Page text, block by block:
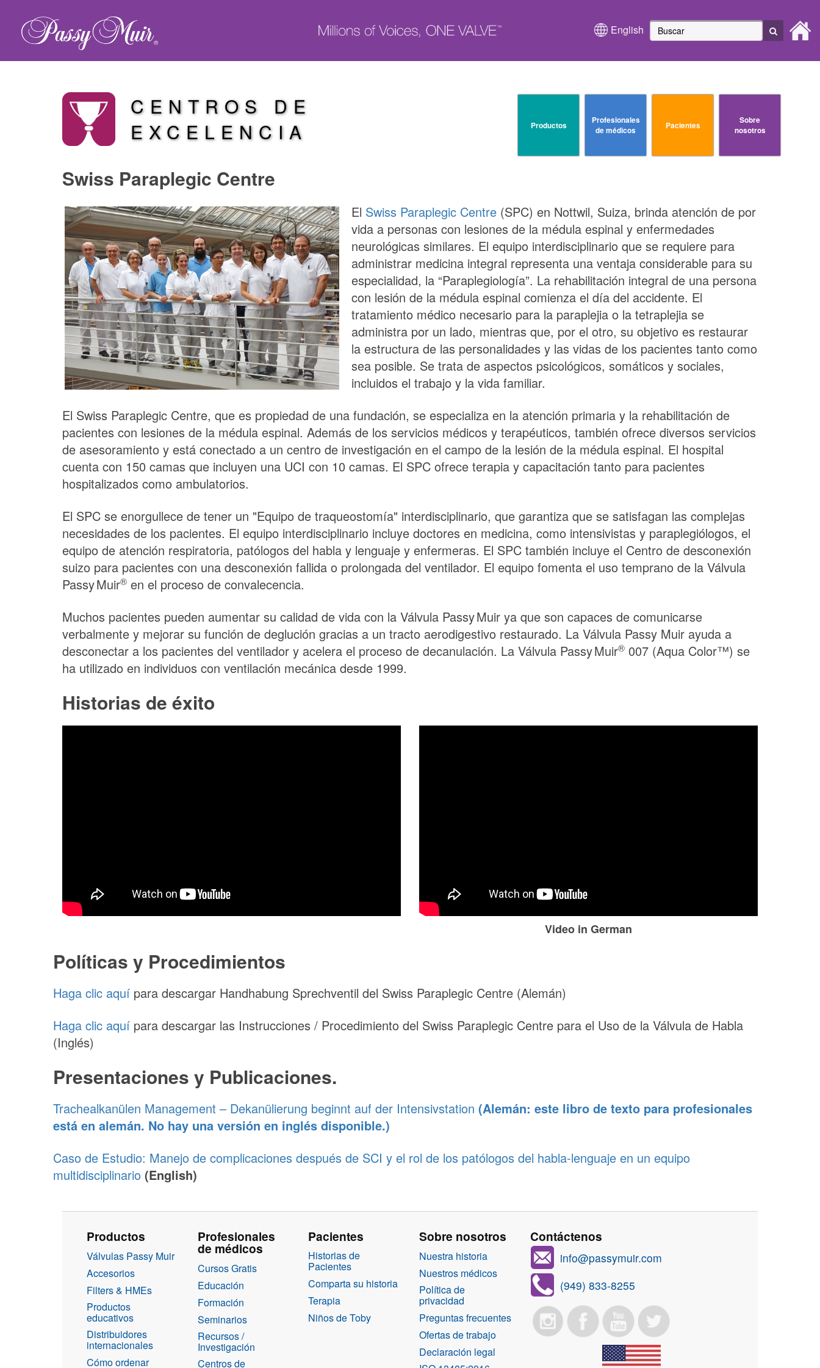
Productos
Profesionales
de médicos
Pacientes
Sobre
nosotros
English
CENTROS DE
EXCELENCIA
Swiss Paraplegic Centre
El Swiss Paraplegic Centre (SPC) en Nottwil, Suiza, brinda atención de por
vida a personas con lesiones de la médula espinal y enfermedades
neurológicas similares. El equipo interdisciplinario que se requiere para
administrar medicina integral representa una ventaja considerable para su
especialidad, la “Paraplegiología”. La rehabilitación integral de una persona
con lesión de la médula espinal comienza el día del accidente. El
tratamiento médico necesario para la paraplejia o la tetraplejia se
administra por un lado, mientras que, por el otro, su objetivo es restaurar
la estructura de las personalidades y las vidas de los pacientes tanto como
sea posible. Se trata de aspectos psicológicos, somáticos y sociales,
incluidos el trabajo y la vida familiar.
El Swiss Paraplegic Centre, que es propiedad de una fundación, se especializa en la atención primaria y la rehabilitación de
pacientes con lesiones de la médula espinal. Además de los servicios médicos y terapéuticos, también ofrece diversos servicios
de asesoramiento y está conectado a un centro de investigación en el campo de la lesión de la médula espinal. El hospital
cuenta con 150 camas que incluyen una UCI con 10 camas. El SPC ofrece terapia y capacitación tanto para pacientes
hospitalizados como ambulatorios.
El SPC se enorgullece de tener un "Equipo de traqueostomía" interdisciplinario, que garantiza que se satisfagan las complejas
necesidades de los pacientes. El equipo interdisciplinario incluye doctores en medicina, como intensivistas y paraplegiólogos, el
equipo de atención respiratoria, patólogos del habla y lenguaje y enfermeras. El SPC también incluye el Centro de desconexión
suizo para pacientes con una desconexión fallida o prolongada del ventilador. El equipo fomenta el uso temprano de la Válvula
Passy Muir® en el proceso de convalecencia.
Muchos pacientes pueden aumentar su calidad de vida con la Válvula Passy Muir ya que son capaces de comunicarse
verbalmente y mejorar su función de deglución gracias a un tracto aerodigestivo restaurado. La Válvula Passy Muir ayuda a
desconectar a los pacientes del ventilador y acelera el proceso de decanulación. La Válvula Passy Muir® 007 (Aqua Color™) se
ha utilizado en individuos con ventilación mecánica desde 1999.
Historias de éxito
Video in German
Políticas y Procedimientos
Haga clic aquí para descargar Handhabung Sprechventil del Swiss Paraplegic Centre (Alemán)
Haga clic aquí para descargar las Instrucciones / Procedimiento del Swiss Paraplegic Centre para el Uso de la Válvula de Habla
(Inglés)
Presentaciones y Publicaciones.
Trachealkanülen Management – Dekanülierung beginnt auf der Intensivstation (Alemán: este libro de texto para profesionales
está en alemán. No hay una versión en inglés disponible.)
Caso de Estudio: Manejo de complicaciones después de SCI y el rol de los patólogos del habla-lenguaje en un equipo
multidisciplinario (English)
Productos
Válvulas Passy Muir
Accesorios
Filters & HMEs
Productos
educativos
Distribuidores
internacionales
Cómo ordenar
Profesionales
de médicos
Cursos Gratis
Educación
Formación
Seminarios
Recursos /
Investigación
Centros de
Pacientes
Historias de
Pacientes
Comparta su historia
Terapia
Niños de Toby
Sobre nosotros
Nuestra historia
Nuestros médicos
Política de
privacidad
Preguntas frecuentes
Ofertas de trabajo
Declaración legal
Contáctenos
info@passymuir.com
(949) 833-8255